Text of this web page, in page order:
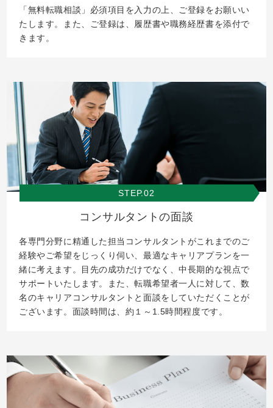
「無料転職相談」必須項目を入力の上、ご登録をお願いい
たします。また、ご登録は、履歴書や職務経歴書を添付で
きます。
STEP.02
コンサルタントの面談
各専門分野に精通した担当コンサルタントがこれまでのご
経験やご希望をじっくり伺い、最適なキャリアプランを一
緒に考えます。目先の成功だけでなく、中長期的な視点で
サポートいたします。また、転職希望者一人に対して、数
名のキャリアコンサルタントと面談をしていただくことが
ございます。面談時間は、約１～1.5時間程度です。